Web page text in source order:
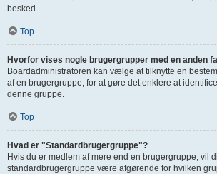
besked.
Top
Hvorfor vises nogle brugergrupper med en anden
Boardadministratoren kan vælge at tilknytte en
af en brugergruppe, for at gøre det enklere at
denne gruppe.
Top
Hvad er "Standardbrugergruppe"?
Hvis du er medlem af mere end en brugergruppe, vil
standardbrugergruppe være afgørende for hvilken